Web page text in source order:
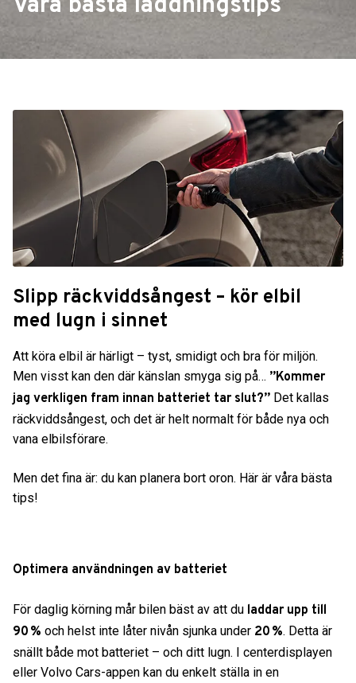
Våra bästa laddningstips
Slipp räckviddsångest – kör elbil
med lugn i sinnet
Att köra elbil är härligt – tyst, smidigt och bra för miljön.
Men visst kan den där känslan smyga sig på… ”Kommer
jag verkligen fram innan batteriet tar slut?” Det kallas
räckviddsångest, och det är helt normalt för både nya och
vana elbilsförare.
Men det fina är: du kan planera bort oron. Här är våra bästa
tips!
Optimera användningen av batteriet
För daglig körning mår bilen bäst av att du laddar upp till
90 % och helst inte låter nivån sjunka under 20 %. Detta är
snällt både mot batteriet – och ditt lugn. I centerdisplayen
eller Volvo Cars-appen kan du enkelt ställa in en